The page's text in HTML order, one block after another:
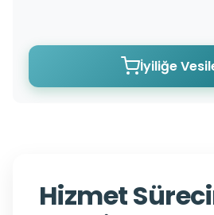
İyiliğe
Hizmet